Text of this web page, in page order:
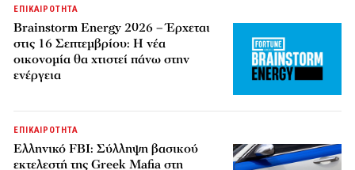
ΕΠΙΚΑΙΡΟΤΗΤΑ
Brainstorm Energy 2026 – Έρχεται
στις 16 Σεπτεμβρίου: Η νέα
οικονομία θα χτιστεί πάνω στην
ενέργεια
ΕΠΙΚΑΙΡΟΤΗΤΑ
Ελληνικό FBI: Σύλληψη βασικού
εκτελεστή της Greek Mafia στη